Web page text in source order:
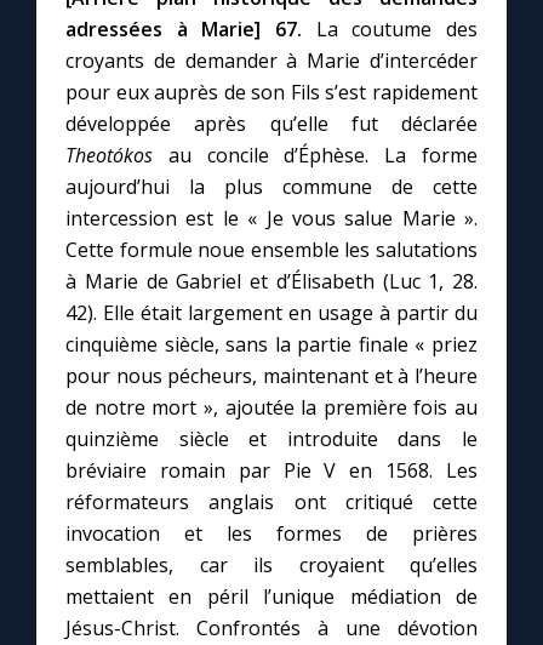
À la une
1000 Raisons de Croire
Chapelet pour le monde
Contact
Faire un don
Marie de Nazareth
adressées à Marie]
67. La coutume des
croyants de demander à Marie d’intercéder
pour eux auprès de son Fils s’est rapidement
développée après qu’elle fut déclarée
Theotókos au concile d’Éphèse. La forme
aujourd’hui la plus commune de cette
intercession est le « Je vous salue Marie ».
Cette formule noue ensemble les salutations
à Marie de Gabriel et d’Élisabeth (Luc 1, 28.
42). Elle était largement en usage à partir du
cinquième siècle, sans la partie finale « priez
pour nous pécheurs, maintenant et à l’heure
de notre mort », ajoutée la première fois au
quinzième siècle et introduite dans le
bréviaire romain par Pie V en 1568. Les
réformateurs anglais ont critiqué cette
invocation et les formes de prières
semblables, car ils croyaient qu’elles
mettaient en péril l’unique médiation de
Jésus-Christ. Confrontés à une dévotion